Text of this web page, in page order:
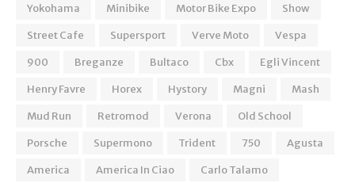
Yokohama
Minibike Motor Bike Expo
Show
Street Cafe
Supersport Verve Moto
Vespa
900
Breganze Bultaco Cbx
Egli Vincent
Henry Favre
Horex Hystory Magni
Mash
Mud Run
Retromod Verona
Old School
Porsche
Supermono Trident 750
Agusta
America
America In Ciao
Carlo Talamo